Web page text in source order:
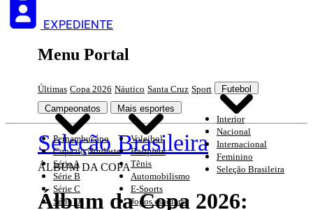
EXPEDIENTE
Menu Portal
Últimas Copa 2026 Náutico Santa Cruz Sport Futebol
Interior
Nacional
Internacional
Feminino
Seleção Brasileira
Campeonatos
Pernambucano
Copa do Nordeste
Série A
Série B
Série C
Série D
Mais esportes
Voleibol
Basquete
Tênis
Automobilismo
E-Sports
Jogos escolares
Seleção Brasileira
ÁLBUM DA COPA
Álbum da Copa 2026: